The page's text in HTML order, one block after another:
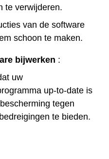
te verwijderen.
van de software
schoon te maken.
bijwerken :
uw
up-to-date is
tegen
te bieden.